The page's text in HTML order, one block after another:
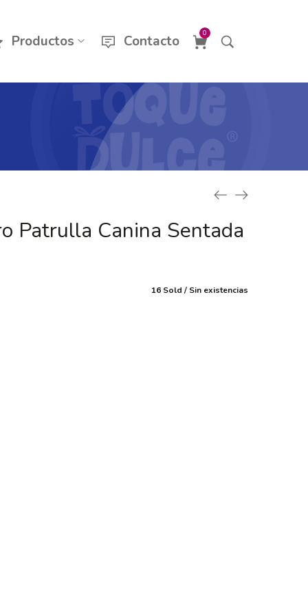
Productos Contacto 0
Patrulla Canina Sentada
16 Sold Sin existencias